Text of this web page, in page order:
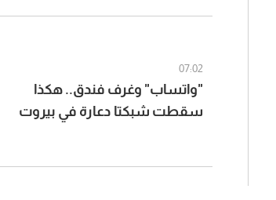
07:02
"واتساب" وغرف فندق.. هكذا
سقطت شبكتا دعارة في بيروت